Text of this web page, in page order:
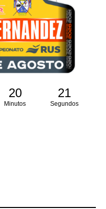
20
Minutos
21
Segundos